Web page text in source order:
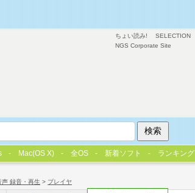
声 録音・再生 > プレイヤ
ちょい読み! SELECTION
NGS Corporate Site
Mac(OS X) 全OS 新着ソフト ランキング